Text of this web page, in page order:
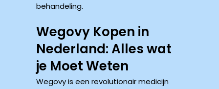
behandeling.
Wegovy Kopen in
Nederland: Alles wat
je Moet Weten
Wegovy is een revolutionair medicijn